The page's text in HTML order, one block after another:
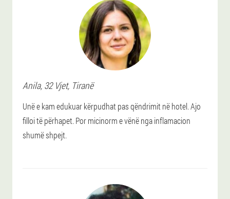
Anila, 32 Vjet, Tiranë
Unë e kam edukuar kërpudhat pas qëndrimit në hotel. Ajo
filloi të përhapet. Por micinorm e vënë nga inflamacion
shumë shpejt.